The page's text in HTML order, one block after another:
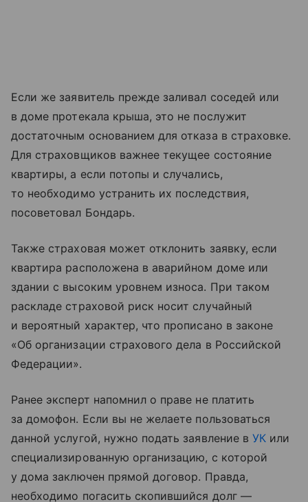
Если же заявитель прежде заливал соседей или
в доме протекала крыша, это не послужит
достаточным основанием для отказа в страховке.
Для страховщиков важнее текущее состояние
квартиры, а если потопы и случались,
то необходимо устранить их последствия,
посоветовал Бондарь.
Также страховая может отклонить заявку, если
квартира расположена в аварийном доме или
здании с высоким уровнем износа. При таком
раскладе страховой риск носит случайный
и вероятный характер, что прописано в законе
«Об организации страхового дела в Российской
Федерации».
Ранее эксперт напомнил о праве не платить
за домофон. Если вы не желаете пользоваться
данной услугой, нужно подать заявление в УК или
специализированную организацию, с которой
у дома заключен прямой договор. Правда,
необходимо погасить скопившийся долг —